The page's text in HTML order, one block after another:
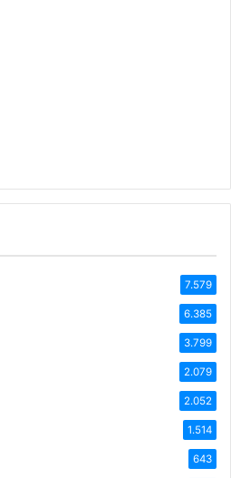
7.579
6.385
3.799
2.079
2.052
1.514
643